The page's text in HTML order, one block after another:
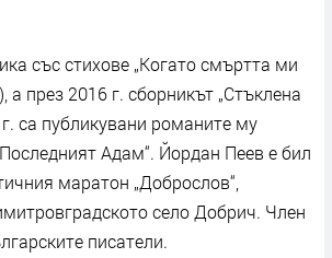
със стихове „Когато смъртта ми
а през 2016 г. сборникът „Стъклена
са публикувани романите му
Адам“. Йордан Пеев е бил
маратон „Доброслов“,
село Добрич. Член
писатели.